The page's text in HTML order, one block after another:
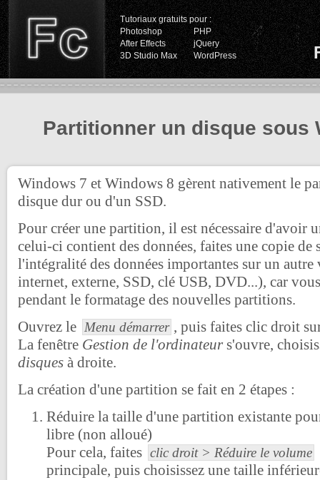
Tutoriaux gratuits pour :
Photoshop
PHP
After Effects
jQuery
3D Studio Max
WordPress
Partitionner un disque sous
Windows 7 et Windows 8 gèrent nativement le
disque dur ou d'un SSD.
Pour créer une partition, il est nécessaire d'avoir
celui-ci contient des données, faites une copie de
l'intégralité des données importantes sur un
internet, externe, SSD, clé USB, DVD...), car
pendant le formatage des nouvelles partitions.
Ouvrez le Menu démarrer , puis faites clic droit
La fenêtre Gestion de l'ordinateurs'ouvre,
disques à droite.
La création d'une partition se fait en 2 étapes :
Réduire la taille d'une partition existante
libre (non alloué)
Pour cela, faites clic droit > Réduire le volume
principale, puis choisissez une taille